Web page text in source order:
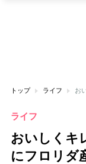
トップ ライフ
ライフ
おいしくキ
にフロリダ